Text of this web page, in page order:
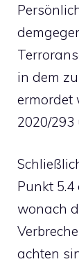
in dem
ermordet
2020/293
Punkt 5.4
wonach
achten